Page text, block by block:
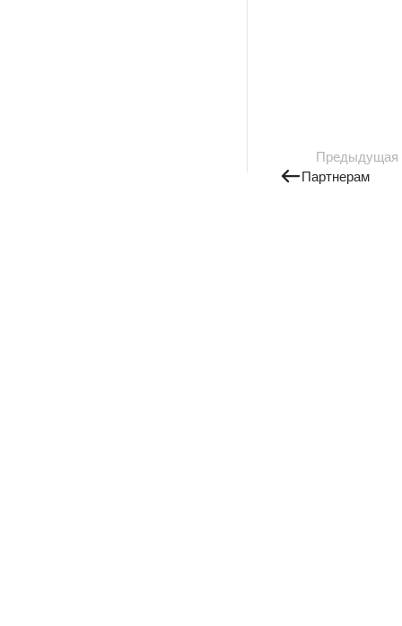
Предыдущая
Партнерам